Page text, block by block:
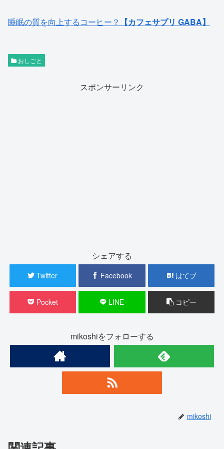
睡眠の質を向上するコーヒー？ 【カフェサプリ GABA】
おしごと
スポンサーリンク
シェアする
Twitter Facebook はてブ
Pocket LINE コピー
mikoshiをフォローする
mikoshi